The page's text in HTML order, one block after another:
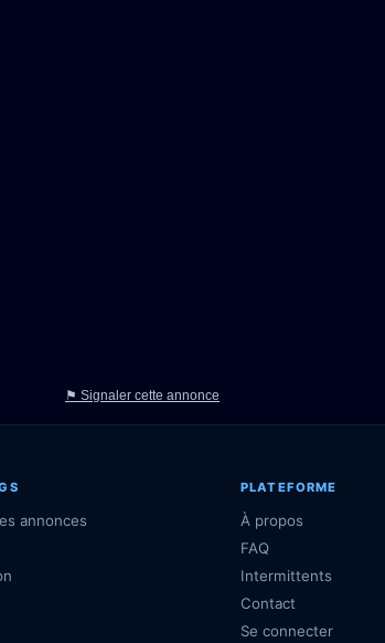
⚑ Signaler cette annonce
annonces
PLATEFORME
À propos
FAQ
Intermittents
Contact
Se connecter